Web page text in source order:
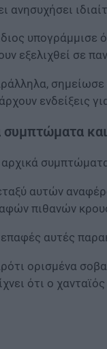
ανησυχήσει
υπογράμμισε
εξελιχθεί σε
σημείωσε
ενδείξεις
συμπτώματα
αυτών
πιθανών
αυτές
ορισμένα
ότι ο